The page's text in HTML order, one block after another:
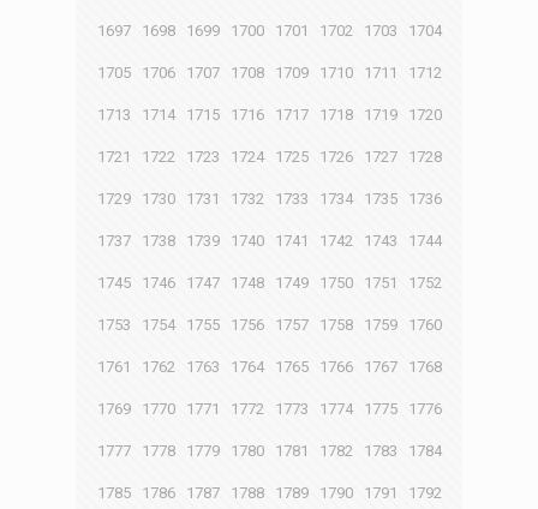
1697 1698 1699 1700 1701 1702 1703 1704
1705 1706 1707 1708 1709 1710 1711 1712
1713 1714 1715 1716 1717 1718 1719 1720
1721 1722 1723 1724 1725 1726 1727 1728
1729 1730 1731 1732 1733 1734 1735 1736
1737 1738 1739 1740 1741 1742 1743 1744
1745 1746 1747 1748 1749 1750 1751 1752
1753 1754 1755 1756 1757 1758 1759 1760
1761 1762 1763 1764 1765 1766 1767 1768
1769 1770 1771 1772 1773 1774 1775 1776
1777 1778 1779 1780 1781 1782 1783 1784
1785 1786 1787 1788 1789 1790 1791 1792